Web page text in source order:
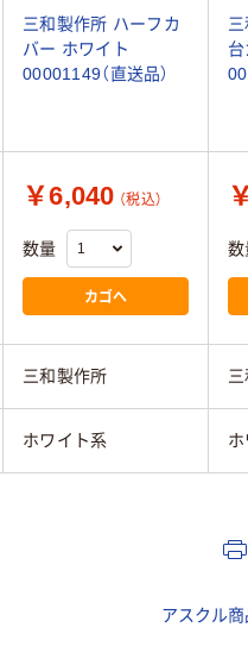
三和製作所 ハーフカ
バー ホワイト
00001149（直送品）
三
台
￥6,040 （税込）
数量
カゴへ
数
三和製作所
ホワイト系
アスクル